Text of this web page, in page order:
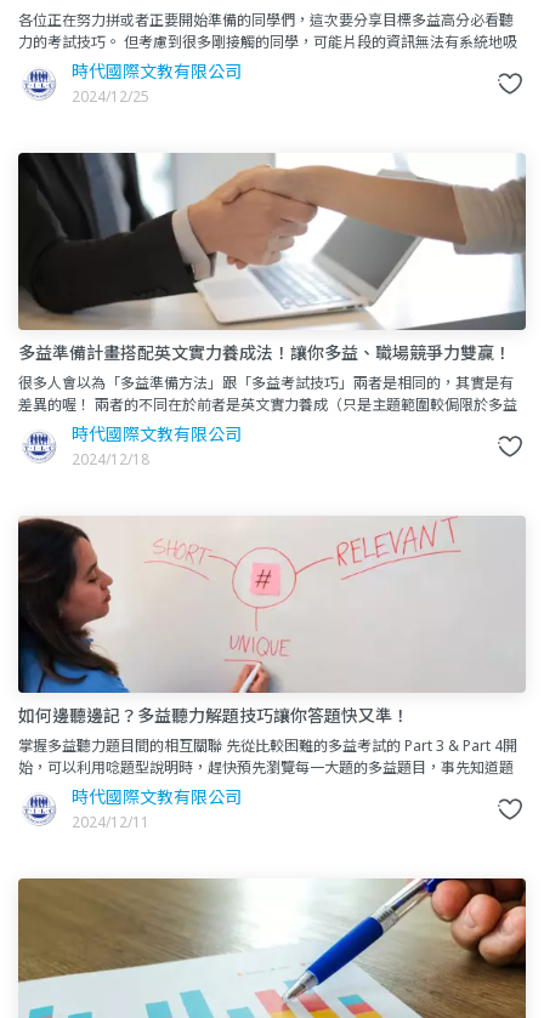
各位正在努力拼或者正要開始準備的同學們，這次要分享目標多益高分必看聽
力的考試技巧。 但考慮到很多剛接觸的同學，可能片段的資訊無法有系統地吸
收～因此這次決定來統整一篇準備多益聽力的全攻略！看一
時代國際文教有限公司
2024/12/25
多益準備計畫搭配英文實力養成法！讓你多益、職場競爭力雙贏！
很多人會以為「多益準備方法」跟「多益考試技巧」兩者是相同的，其實是有
差異的喔！ 兩者的不同在於前者是英文實力養成（只是主題範圍較侷限於多益
TOEIC這個考試科目），如果是希望不要考完就把讀過
時代國際文教有限公司
2024/12/18
如何邊聽邊記？多益聽力解題技巧讓你答題快又準！
掌握多益聽力題目間的相互關聯 先從比較困難的多益考試的 Part 3 & Part 4開
始，可以利用唸題型說明時，趕快預先瀏覽每一大題的多益題目，事先知道題
目要問什麼，有助考生掌握題目和題目
時代國際文教有限公司
2024/12/11